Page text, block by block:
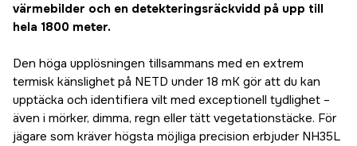
värmebilder och en detekteringsräckvidd på upp till
hela 1800 meter.
Den höga upplösningen tillsammans med en extrem
termisk känslighet på NETD under 18 mK gör att du kan
upptäcka och identifiera vilt med exceptionell tydlighet –
även i mörker, dimma, regn eller tätt vegetationstäcke. För
jägare som kräver högsta möjliga precision erbjuder NH35L